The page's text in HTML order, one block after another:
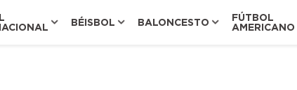
BÉISBOL BALONCESTO
FÚTBOL
AMERICANO